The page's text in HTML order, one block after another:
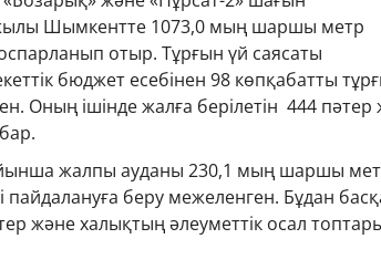
Шымкентте 1073,0 мың шаршы метр
отыр. Тұрғын үй саясаты
бюджет есебінен 98 көпқабатты
Оның ішінде жалға берілетін 444 пәтер
жалпы ауданы 230,1 мың шаршы
пайдалануға беру межеленген. Бұдан
және халықтың әлеуметтік осал